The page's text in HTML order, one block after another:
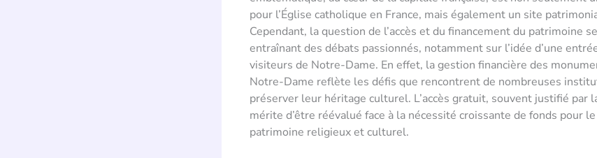
pour l’Église catholique en France, mais également un site
Cependant, la question de l’accès et du financement du patrimoine
entraînant des débats passionnés, notamment sur l’idée d’une
visiteurs de Notre-Dame. En effet, la gestion financière des
Notre-Dame reflète les défis que rencontrent de nombreuses
préserver leur héritage culturel. L’accès gratuit, souvent justifié par
mérite d’être réévalué face à la nécessité croissante de fonds pour
patrimoine religieux et culturel.